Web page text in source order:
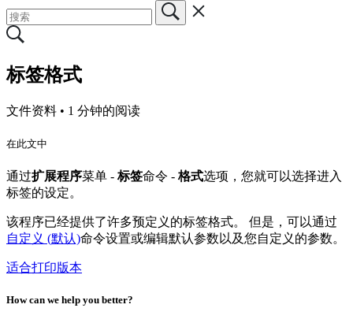
标签格式
文件资料 • 1 分钟的阅读
在此文中
通过扩展程序菜单 - 标签命令 - 格式选项，您就可以选择进入
标签的设定。
该程序已经提供了许多预定义的标签格式。 但是，可以通过
自定义 (默认)命令设置或编辑默认参数以及您自定义的参数。
适合打印版本
How can we help you better?